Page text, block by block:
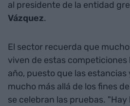
al presidente de la entidad
Vázquez.
El sector recuerda que
viven de estas
año, puesto que las estancias
mucho más allá de los fines
se celebran las pruebas.